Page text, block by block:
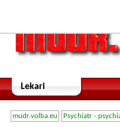
Lekari
mudr.volba.eu Psychiatr -